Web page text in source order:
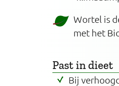
Wortel is
met het
Past in dieet
Bij